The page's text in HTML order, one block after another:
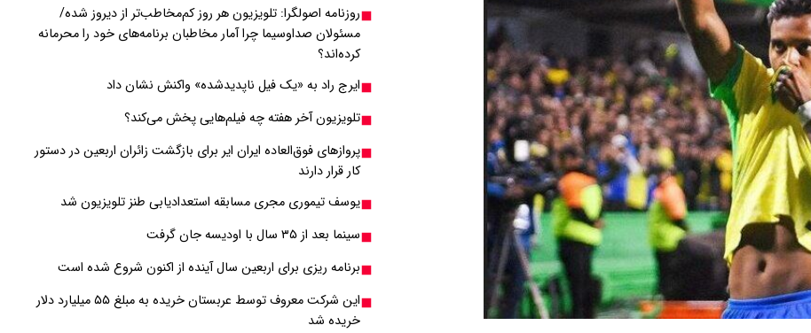
روزنامه اصولگرا: تلویزیون هر روز کم‌مخاطب‌تر از دیروز شده/
مسئولان صداوسیما چرا آمار مخاطبان برنامه‌های خود را محرمانه
کرده‌اند؟
ایرج راد به «یک فیل ناپدیدشده» واکنش نشان داد
تلویزیون آخر هفته چه فیلم‌هایی پخش می‌کند؟
پروازهای فوق‌العاده ایران ایر برای بازگشت زائران اربعین در دستور
کار قرار دارند
یوسف تیموری مجری مسابقه استعدادیابی طنز تلویزیون شد
سینما بعد از ۳۵ سال با اودیسه جان گرفت
برنامه ریزی برای اربعین سال آینده از اکنون شروع شده است
این شرکت معروف توسط عربستان خریده به مبلغ ۵۵ میلیارد دلار
خریده شد